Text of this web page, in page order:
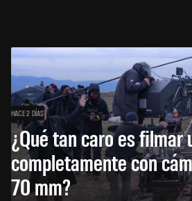
HACE 2 DÍAS
¿Qué tan caro es filmar
completamente con
70 mm?